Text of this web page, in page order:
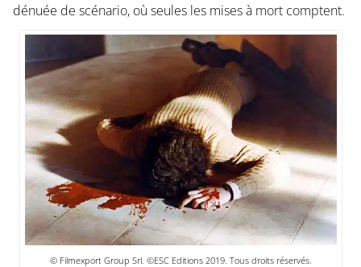
dénuée de scénario, où seules les mises à mort comptent.
© Filmexport Group Srl. ©ESC Editions 2019. Tous droits réservés.